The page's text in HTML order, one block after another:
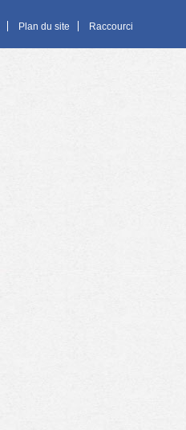
Plan du site Raccourci